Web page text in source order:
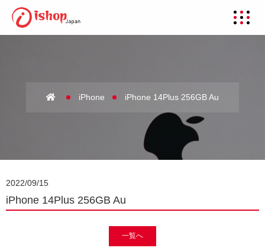
iPhone iPhone 14Plus 256GB Au
2022/09/15
iPhone 14Plus 256GB Au
一覧へ